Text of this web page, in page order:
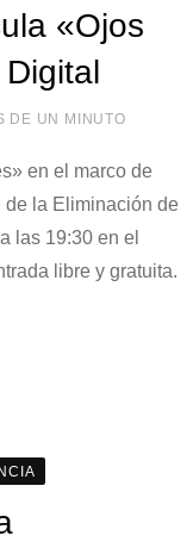
«Ojos
DE UN MINUTO
en el marco de
de la Eliminación de
las 19:30 en el
libre y gratuita.